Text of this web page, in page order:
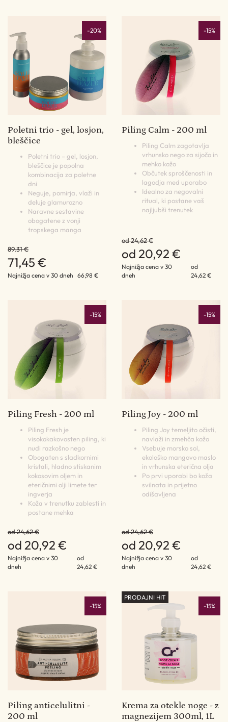
-20%
Poletni trio - gel, losjon,
bleščice
Poletni trio – gel, losjon,
bleščice je popolna
kombinacija za poletne
dni
Neguje, pomirja, vlaži in
deluje glamurozno
Naravne sestavine
obogatene z vonji
tropskega manga
89,31 €
71,45 €
Najnižja cena v 30 dneh 66,98 €
-15%
Piling Calm - 200 ml
Piling Calm zagotavlja
vrhunsko nego za sijočo in
mehko kožo
Občutek sproščenosti in
lagodja med uporabo
Idealno za negovalni
ritual, ki postane vaš
najljubši trenutek
od 24,62 €
od 20,92 €
Najnižja cena v 30
dneh
od
24,62 €
-15%
Piling Fresh - 200 ml
Piling Fresh je
visokokakovosten piling, ki
nudi razkošno nego
Obogaten s sladkornimi
kristali, hladno stiskanim
kokosovim oljem in
eteričnimi olji limete ter
ingverja
Koža v trenutku zablesti in
postane mehka
od 24,62 €
od 20,92 €
Najnižja cena v 30
dneh
od
24,62 €
-15%
Piling Joy - 200 ml
Piling Joy temeljito očisti,
navlaži in zmehča kožo
Vsebuje morsko sol,
ekološko mangovo maslo
in vrhunska eterična olja
Po prvi uporabi bo koža
svilnata in prijetno
odišavljena
od 24,62 €
od 20,92 €
Najnižja cena v 30
dneh
od
24,62 €
-15%
Piling anticelulitni -
200 ml
-15%
PRODAJNI HIT
Krema za otekle noge - z
magnezijem 300ml, 1L